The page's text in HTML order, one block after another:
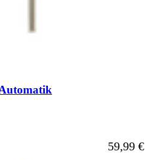
Ab
59,99 €